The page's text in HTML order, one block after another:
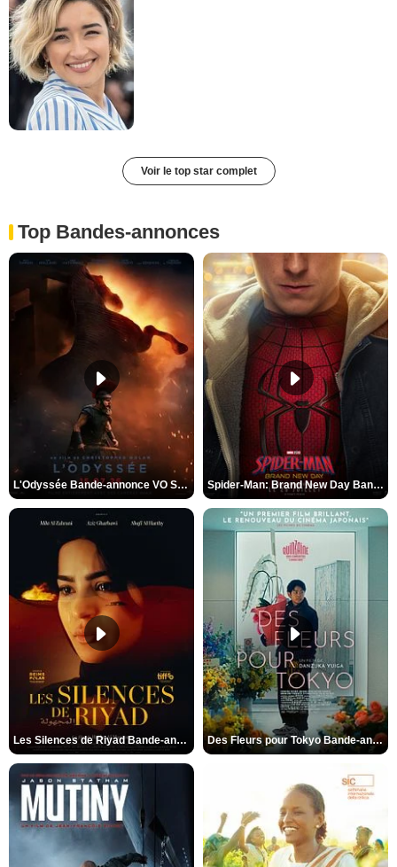
Voir le top star complet
Top Bandes-annonces
L'Odyssée Bande-annonce VO STFR Spider-Man: Brand New Day Bande-annonce VO STFR
Les Silences de Riyad Bande-annonce VO STFR Des Fleurs pour Tokyo Bande-annonce VO STFR